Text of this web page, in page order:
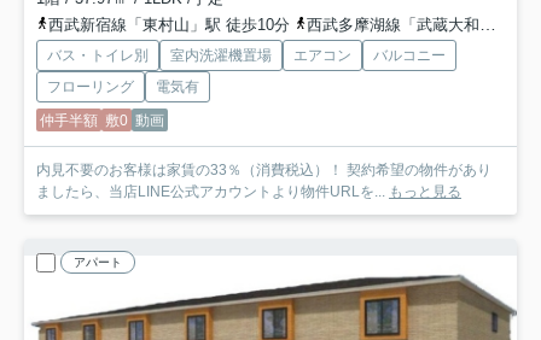
西武新宿線「東村山」駅 徒歩10分
西武多摩湖線「武蔵大和」駅 徒歩21分
バス・トイレ別 室内洗濯機置場 エアコン
バルコニー
フローリング
電気有
仲手半額 敷0 動画
内見不要のお客様は家賃の33％（消費税込）！ 契約希望の物件があり
ましたら、当店LINE公式アカウントより物件URLを...
もっと見る
アパート